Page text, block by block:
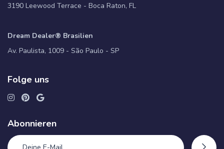
3190 Leewood Terrace - Boca Raton, FL
Dream Dealer® Brasilien
Av. Paulista, 1009 - São Paulo - SP
Folge uns
Abonnieren